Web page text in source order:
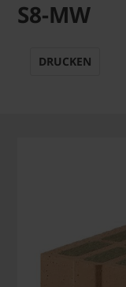
S8-MW
DRUCKEN